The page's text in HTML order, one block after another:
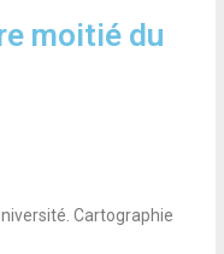
moitié du
Cartographie